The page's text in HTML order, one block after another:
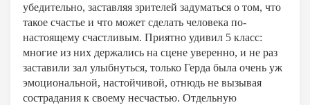
убедительно, заставляя зрителей задуматься о том, что
такое счастье и что может сделать человека по-
настоящему счастливым. Приятно удивил 5 класс:
многие из них держались на сцене уверенно, и не раз
заставили зал улыбнуться, только Герда была очень уж
эмоциональной, настойчивой, отнюдь не вызывая
сострадания к своему несчастью. Отдельную